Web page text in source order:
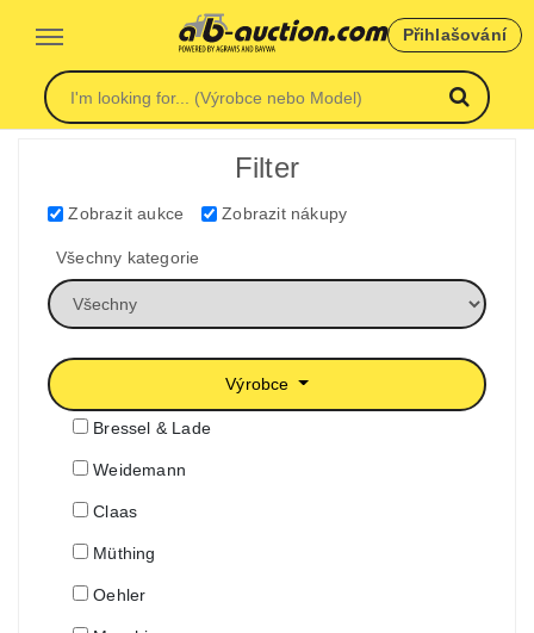
Přihlašování
Filter
Zobrazit aukce Zobrazit nákupy
Všechny kategorie
Výrobce
Bressel & Lade
Weidemann
Claas
Müthing
Oehler